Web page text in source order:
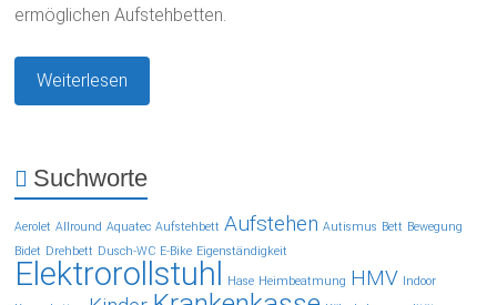
ermöglichen Aufstehbetten.
Weiterlesen
Suchworte
Aerolet Allround Aquatec Aufstehbett Aufstehen Autismus Bett Bewegung
Bidet Drehbett Dusch-WC E-Bike Eigenständigkeit
Elektrorollstuhl Hase Heimbeatmung HMV Indoor